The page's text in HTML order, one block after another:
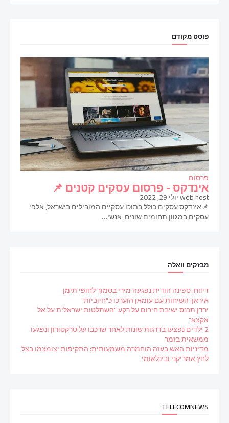
פוסט מקודם
פרסום
אינדקס - פרסום עסקים קטנים 📌
web hostיולי 29, 2022
📌אינדקס עסקים כולל בתוכו עסקיים המובילים בישראל, אלפי
עסקים במגוון תחומים שונים, אנשי…
מבזקים וואלה
דיווח: ספינה הודית נפגעה מירי בסמוך לחופי תימן
איראן: השיחות עם עומאן הוערכו כ"חיוביות"
ירדן תכנס ישיבת חירום על רקע "השתלטות ישראלית על אל
אקצא"
2 ילדים נפצעו בדרגות שונות לאחר שרכבו על טרקטורון ונפגעו
ממשאית בזמר
מדיניות האש בעזה הוחמרה משמעותית: התקיפות יצומצמו בצל
לחץ אמריקני ובינלאומי
TELECOMNEWS